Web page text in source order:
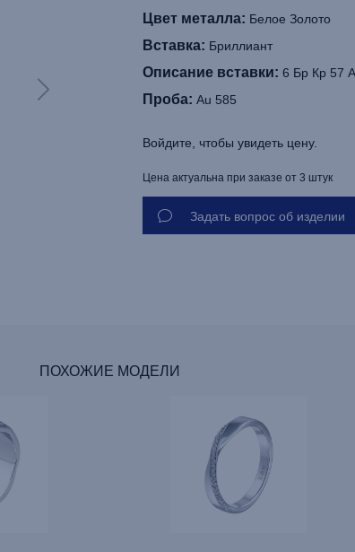
Цвет металла: Белое Золото
Вставка: Бриллиант
Описание вставки: 6 Бр Кр 57
Проба: Au 585
Войдите, чтобы увидеть цену.
Цена актуальна при заказе от 3 штук
Задать вопрос об изделии
ПОХОЖИЕ МОДЕЛИ